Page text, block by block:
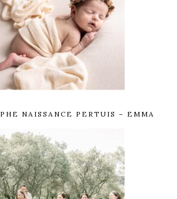
NAISSANCE PERTUIS – EMMA